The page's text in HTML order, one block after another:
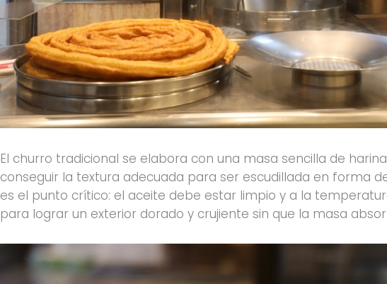
El churro tradicional se elabora con una masa sencilla de
conseguir la textura adecuada para ser escudillada en forma
es el punto crítico: el aceite debe estar limpio y a la
para lograr un exterior dorado y crujiente sin que la masa